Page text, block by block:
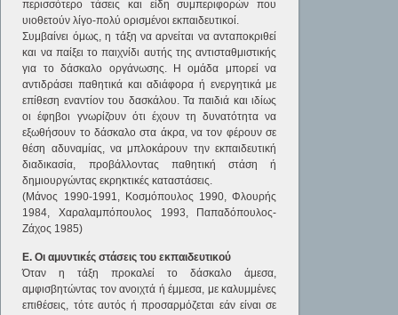
περισσότερο τάσεις και είδη συμπεριφορών που
υιοθετούν λίγο-πολύ ορισμένοι εκπαιδευτικοί.
Συμβαίνει όμως, η τάξη να αρνείται να ανταποκριθεί
και να παίξει το παιχνίδι αυτής της αντισταθμιστικής
για το δάσκαλο οργάνωσης. Η ομάδα μπορεί να
αντιδράσει παθητικά και αδιάφορα ή ενεργητικά με
επίθεση εναντίον του δασκάλου. Τα παιδιά και ιδίως
οι έφηβοι γνωρίζουν ότι έχουν τη δυνατότητα να
εξωθήσουν το δάσκαλο στα άκρα, να τον φέρουν σε
θέση αδυναμίας, να μπλοκάρουν την εκπαιδευτική
διαδικασία, προβάλλοντας παθητική στάση ή
δημιουργώντας εκρηκτικές καταστάσεις.
(Μάνος 1990-1991, Κοσμόπουλος 1990, Φλουρής
1984, Χαραλαμπόπουλος 1993, Παπαδόπουλος-
Ζάχος 1985)
Ε. Οι αμυντικές στάσεις του εκπαιδευτικού
Όταν η τάξη προκαλεί το δάσκαλο άμεσα,
αμφισβητώντας τον ανοιχτά ή έμμεσα, με καλυμμένες
επιθέσεις, τότε αυτός ή προσαρμόζεται εάν είναι σε